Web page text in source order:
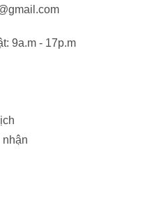
9a.m - 17p.m
nhận